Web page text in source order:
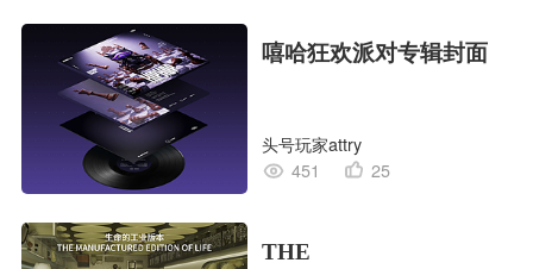
嘻哈狂欢派对专辑封面
头号玩家attry
451
25
THE